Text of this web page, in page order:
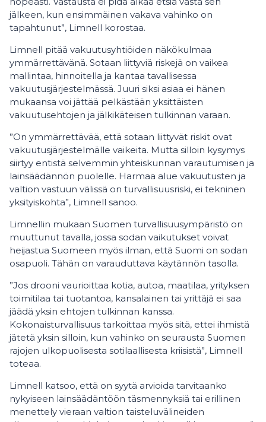
jälkeen, kun ensimmäinen vakava vahinko on
tapahtunut”, Limnell korostaa.
Limnell pitää vakuutusyhtiöiden näkökulmaa
ymmärrettävänä. Sotaan liittyviä riskejä on vaikea
mallintaa, hinnoitella ja kantaa tavallisessa
vakuutusjärjestelmässä. Juuri siksi asiaa ei hänen
mukaansa voi jättää pelkästään yksittäisten
vakuutusehtojen ja jälkikäteisen tulkinnan varaan.
”On ymmärrettävää, että sotaan liittyvät riskit ovat
vakuutusjärjestelmälle vaikeita. Mutta silloin kysymys
siirtyy entistä selvemmin yhteiskunnan varautumisen ja
lainsäädännön puolelle. Harmaa alue vakuutusten ja
valtion vastuun välissä on turvallisuusriski, ei tekninen
yksityiskohta”, Limnell sanoo.
Limnellin mukaan Suomen turvallisuusympäristö on
muuttunut tavalla, jossa sodan vaikutukset voivat
heijastua Suomeen myös ilman, että Suomi on sodan
osapuoli. Tähän on varauduttava käytännön tasolla.
”Jos drooni vaurioittaa kotia, autoa, maatilaa, yrityksen
toimitilaa tai tuotantoa, kansalainen tai yrittäjä ei saa
jäädä yksin ehtojen tulkinnan kanssa.
Kokonaisturvallisuus tarkoittaa myös sitä, ettei ihmistä
jätetä yksin silloin, kun vahinko on seurausta Suomen
rajojen ulkopuolisesta sotilaallisesta kriisistä”, Limnell
toteaa.
Limnell katsoo, että on syytä arvioida tarvitaanko
nykyiseen lainsäädäntöön täsmennyksiä tai erillinen
menettely vieraan valtion taisteluvälineiden